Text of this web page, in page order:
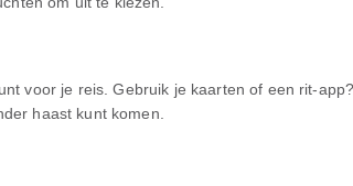
voor je reis. Gebruik je kaarten of een rit-
haast kunt komen.